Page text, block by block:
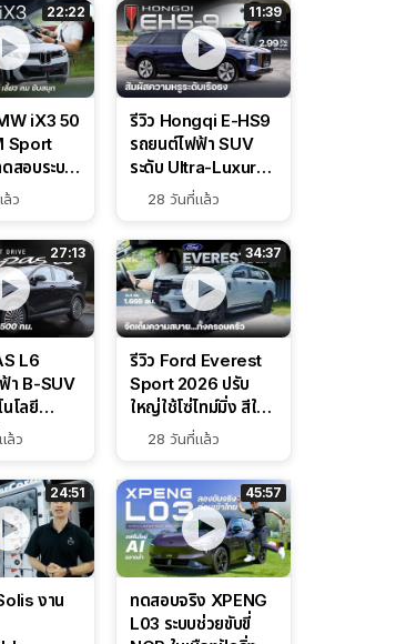
22:22
iX3 50
Sport
สอบระบบ
นาม
ล้ว
11:39
รีวิว Hongqi E-HS9
รถยนต์ไฟฟ้า SUV
ระดับ Ultra-Luxury
ดีไซน์หรูหรา ช่วงล่าง
ระดับ
28 วันที่แล้ว
27:13
L6
า B-SUV
โลยี
2.0 ช่วง
ล้ว
34:37
รีวิว Ford Everest
Sport 2026 ปรับ
ใหญ่ใช้โซ่ไทม์มิ่ง สีใหม่
Command Grey
สายลุย
28 วันที่แล้ว
24:51
งาน
45:57
ทดสอบจริง XPENG
L03 ระบบช่วยขับขี่